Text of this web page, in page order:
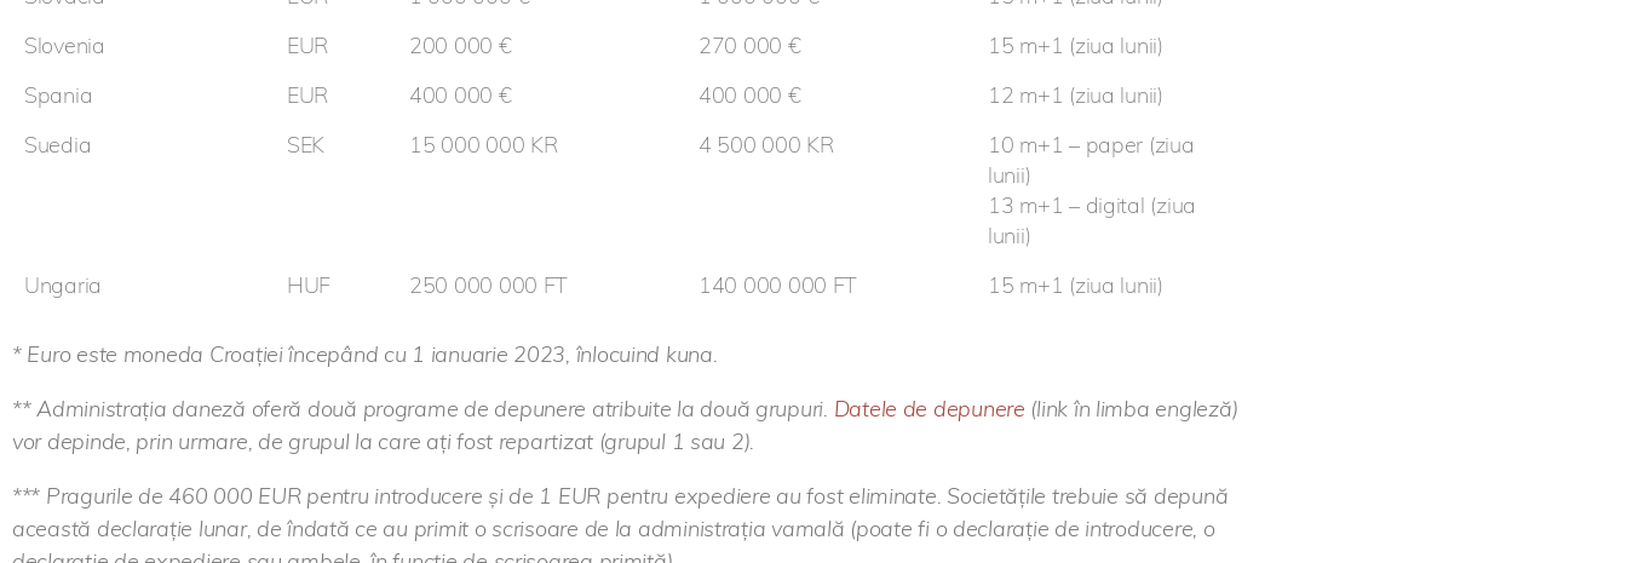
Slovenia
EUR 200 000 € 270 000 €
15 m+1 (ziua lunii)
Spania
EUR 400 000 € 400 000 €
12 m+1 (ziua lunii)
Suedia
SEK 15 000 000 KR 4 500 000 KR
10 m+1 – paper (ziua
lunii)
13 m+1 – digital (ziua
lunii)
Ungaria
HUF 250 000 000 FT 140 000 000 FT 15 m+1 (ziua lunii)
* Euro este moneda Croației începând cu 1 ianuarie 2023, înlocuind kuna.
** Administrația daneză oferă două programe de depunere atribuite la două grupuri. Datele de depunere (link în limba engleză)
vor depinde, prin urmare, de grupul la care ați fost repartizat (grupul 1 sau 2).
*** Pragurile de 460 000 EUR pentru introducere și de 1 EUR pentru expediere au fost eliminate. Societățile trebuie să depună
această declarație lunar, de îndată ce au primit o scrisoare de la administrația vamală (poate fi o declarație de introducere, o